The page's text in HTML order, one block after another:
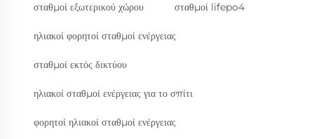
σταθμοί εξωτερικού χώρου σταθμοί lifepo4
ηλιακοί φορητοί σταθμοί ενέργειας
σταθμοί εκτός δικτύου
ηλιακοί σταθμοί ενέργειας για το σπίτι
φορητοί ηλιακοί σταθμοί ενέργειας